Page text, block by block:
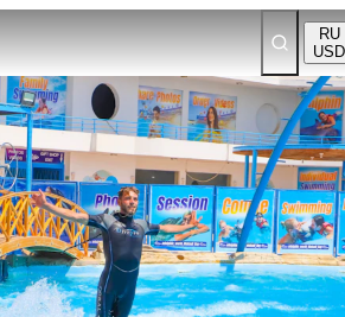
RU
USD